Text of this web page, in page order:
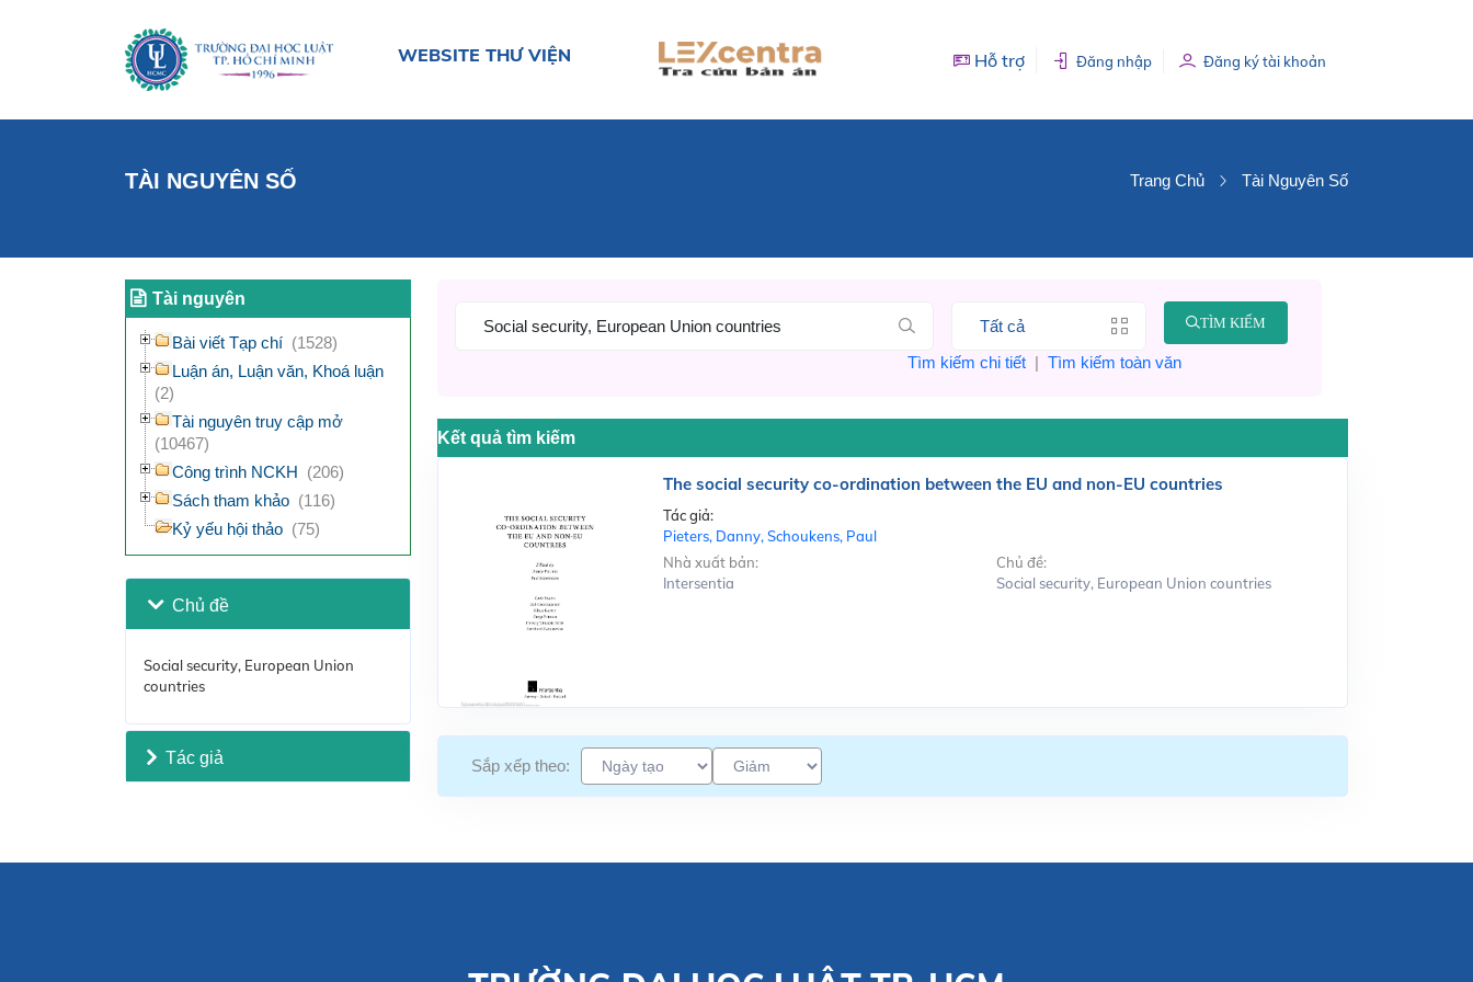
WEBSITE THƯ VIỆN Hỗ trợ Đăng nhập Đăng ký tài khoản
TÀI NGUYÊN SỐ Trang Chủ Tài Nguyên Số
Tài nguyên
Bài viết Tạp chí (1528)
Luận án, Luận văn, Khoá luận
(2)
Tài nguyên truy cập mở
(10467)
Công trình NCKH (206)
Sách tham khảo (116)
Kỷ yếu hội thảo (75)
Chủ đề
Social security, European Union
countries
Tác giả
TÌM KIẾM
Tìm kiếm chi tiết| Tìm kiếm toàn văn
Kết quả tìm kiếm
The social security co-ordination between the EU and non-EU countries
Tác giả:
Pieters, Danny, Schoukens, Paul
Nhà xuất bản:
Intersentia
Chủ đề:
Social security, European Union countries
Sắp xếp theo: